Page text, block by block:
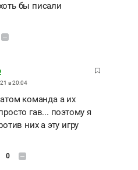
бы писали
в 20:04
команда а их
гав... поэтому я
них а эту игру
0